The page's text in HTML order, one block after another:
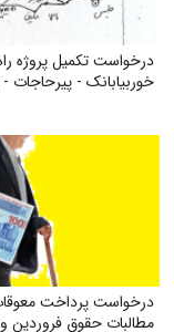
درخواست تکمیل پروژه
خوربیابانک - پیرحاجات
درخواست پرداخت
مطالبات حقوق فروردین و